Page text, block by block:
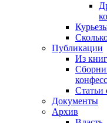
Публикации
Из
Статьи
Документы
Архив